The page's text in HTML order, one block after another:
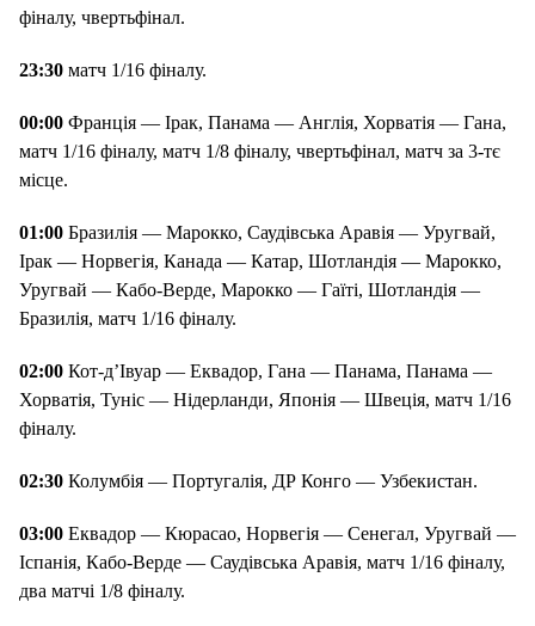
фіналу, чвертьфінал.
23:30 матч 1/16 фіналу.
00:00 Франція — Ірак, Панама — Англія, Хорватія — Гана,
матч 1/16 фіналу, матч 1/8 фіналу, чвертьфінал, матч за 3-тє
місце.
01:00 Бразилія — Марокко, Саудівська Аравія — Уругвай,
Ірак — Норвегія, Канада — Катар, Шотландія — Марокко,
Уругвай — Кабо-Верде, Марокко — Гаїті, Шотландія —
Бразилія, матч 1/16 фіналу.
02:00 Кот-д’Івуар — Еквадор, Гана — Панама, Панама —
Хорватія, Туніс — Нідерланди, Японія — Швеція, матч 1/16
фіналу.
02:30 Колумбія — Португалія, ДР Конго — Узбекистан.
03:00 Еквадор — Кюрасао, Норвегія — Сенегал, Уругвай —
Іспанія, Кабо-Верде — Саудівська Аравія, матч 1/16 фіналу,
два матчі 1/8 фіналу.